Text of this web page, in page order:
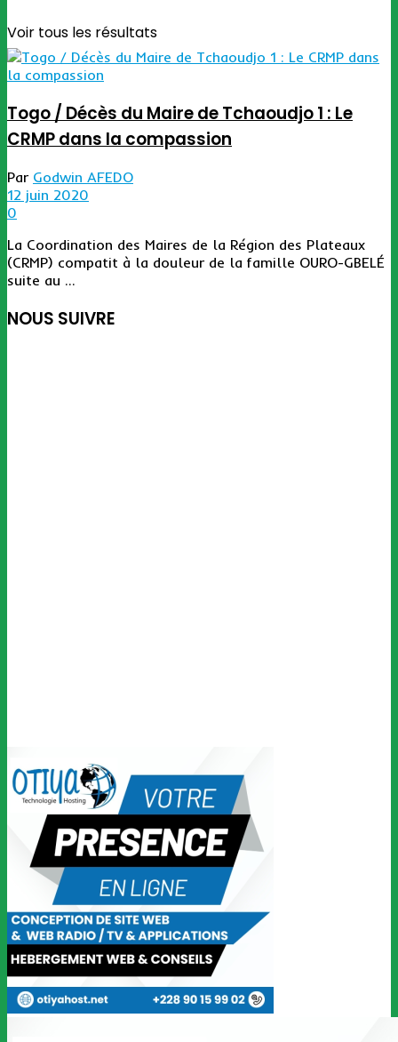
Voir tous les résultats
Togo / Décès du Maire de Tchaoudjo 1 : Le
CRMP dans la compassion
Par Godwin AFEDO
12 juin 2020
0
La Coordination des Maires de la Région des Plateaux
(CRMP) compatit à la douleur de la famille OURO-GBELÉ
suite au ...
NOUS SUIVRE